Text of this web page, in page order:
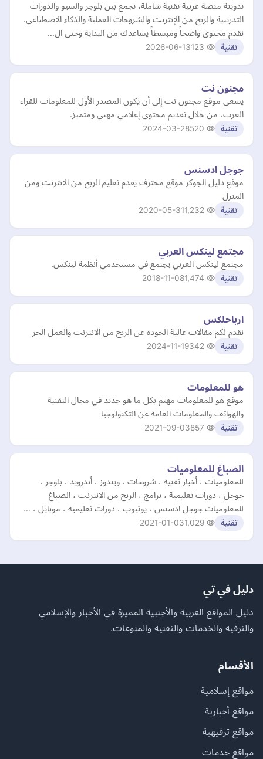
تدوينة منصة عربية تقنية شاملة، تجمع بين بلوجر والسيو والدورات
التدريبية والربح من الإنترنت والشروحات العملية والذكاء الاصطناعي.
نقدم محتوى واضحاً ومبسطاً يساعدك من البداية وحتى ال…
تقنية 2026-06-13
مجنون نت
يسعى موقع مجنون نت إلى أن يكون المصدر الأول للمعلومات للقراء
العرب، من خلال تقديم محتوى إعلامي مهني ومتميز.
تقنية 2024-03-28
جوجل ادسنس
موقع دليل الجوكر موقع محترف يقدم تعليم الربح من الانترنت ومن
المنزل
تقنية 2020-05-31
مجتمع لينكس العربي
مجتمع لينكس العربي يجتمع في مستخدمي أنظمة لينكس.
تقنية 2018-11-08
ارباحلكس
نقدم لكم مقالات عالية الجودة عن الربح من الانترنت والعمل الحر
تقنية 2024-11-19
هو للمعلومات
موقع هو للمعلومات مهتم بكل ما هو جديد في مجال التقنية
والهواتف والمعلومات العامة عن التكنولوجيا
تقنية 2021-09-03
الصباغ للمعلوميات
للمعلوميات ، أخبار تقنية ، شروحات ، ويندوز ، أندرويد ، بلوجر ،
جوجل ، دورات تعليمية ، برامج ، الربح من الانترنت ، الصباغ
للمعلوميات جوجل ادسنس ، يوتيوب ، دورات تعليميه ، موبايل ، …
تقنية 2021-01-03
دليل في تي
دليل المواقع العربية والأجنبية المميزة في الأخبار والإسلامي
والترفيه والخدمات والتقنية والمنوعات.
الأقسام
مواقع إسلامية
مواقع أخبارية
مواقع ترفيهية
مواقع خدمات